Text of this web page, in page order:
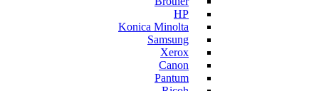
HP
Konica Minolta
Samsung
Xerox
Canon
Pantum